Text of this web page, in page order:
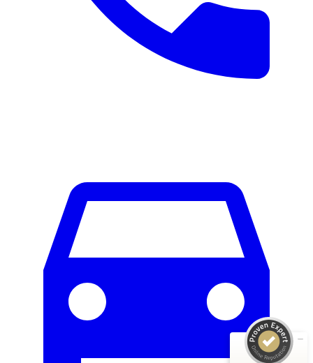
Kundenbewertungen und Erfahrungen zu
Schreinerei Christian Schuster - Wohnwerkhaus
Empfehlungen auf
ProvenExpert.com
69